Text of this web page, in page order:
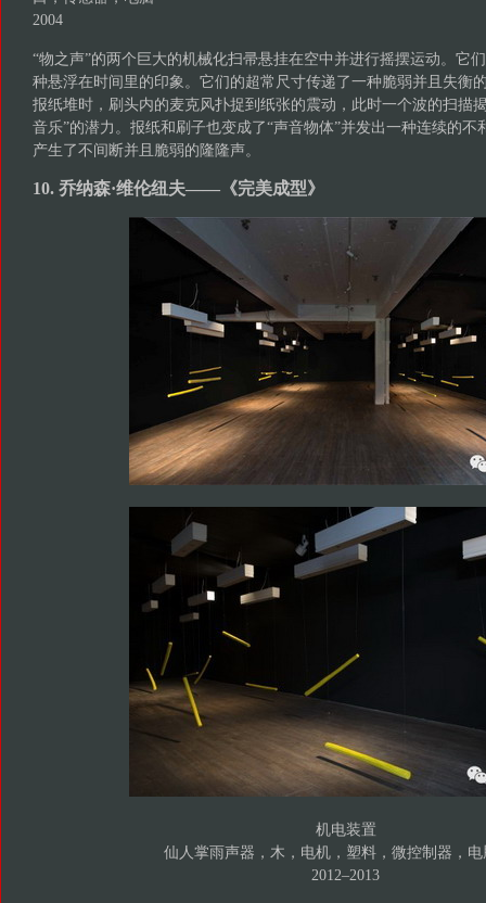
2004
“物之声”的两个巨大的机械化扫帚悬挂在空中并进行摇摆运动。它
种悬浮在时间里的印象。它们的超常尺寸传递了一种脆弱并且失衡
报纸堆时，刷头内的麦克风扑捉到纸张的震动，此时一个波的扫描
音乐”的潜力。报纸和刷子也变成了“声音物体”并发出一种连续的不
产生了不间断并且脆弱的隆隆声。
10. 乔纳森·维伦纽夫——《完美成型》
机电装置
仙人掌雨声器，木，电机，塑料，微控制器，电
2012–2013